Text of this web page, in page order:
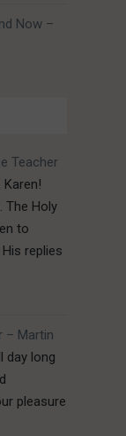
Now –
Teacher
Karen!
The Holy
to
replies
– Martin
day long
pleasure